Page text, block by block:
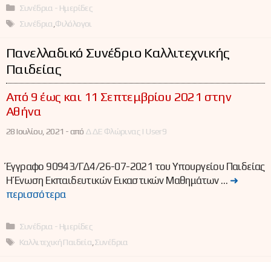
Κατηγορίες
Συνέδρια - Ημερίδες
Ετικέτες
Συνέδρια Φιλόλογοι
Πανελλαδικό Συνέδριο Καλλιτεχνικής
Παιδείας
Από 9 έως και 11 Σεπτεμβρίου 2021 στην
Αθήνα
28 Ιουλίου, 2021 -από ΔΔΕ Φλώρινας | User9
Έγγραφο 90943/ΓΔ4/26-07-2021 του Υπουργείου Παιδείας
Η Ένωση Εκπαιδευτικών Εικαστικών Μαθημάτων … ➜
περισσότερα
Κατηγορίες
Συνέδρια - Ημερίδες
Ετικέτες
Καλλιτεχική Παιδεία Συνέδρια